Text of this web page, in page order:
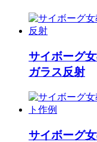
サイボーグ
ガラス反射
サイボーグ